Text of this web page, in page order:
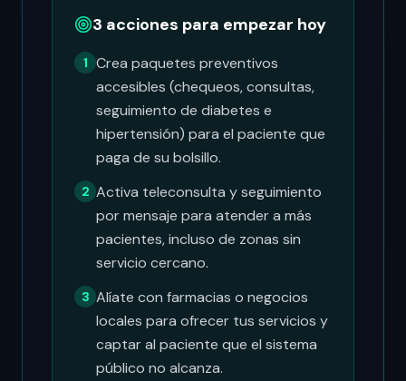
3 acciones para empezar hoy
1 Crea paquetes preventivos
accesibles (chequeos, consultas,
seguimiento de diabetes e
hipertensión) para el paciente que
paga de su bolsillo.
2 Activa teleconsulta y seguimiento
por mensaje para atender a más
pacientes, incluso de zonas sin
servicio cercano.
3 Alíate con farmacias o negocios
locales para ofrecer tus servicios y
captar al paciente que el sistema
público no alcanza.